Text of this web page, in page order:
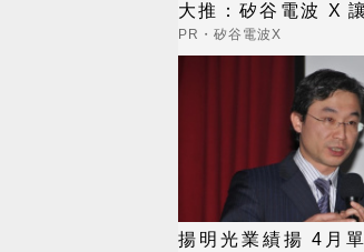
大推：矽谷電波 X
內而外更強韌
PR・矽谷電波X
揚明光業績揚 4月